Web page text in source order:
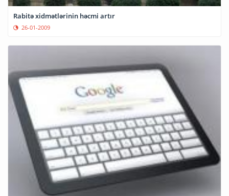
Rabitə xidmətlərinin həcmi artır
26-01-2009